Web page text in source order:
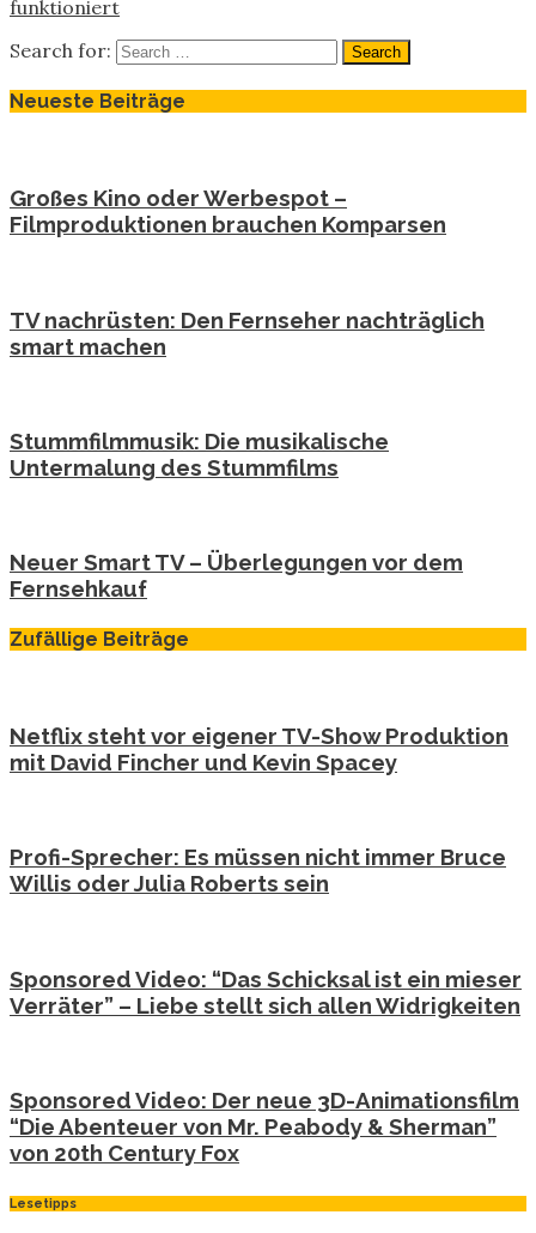
funktioniert
Search for:
Neueste Beiträge
Großes Kino oder Werbespot –
Filmproduktionen brauchen Komparsen
TV nachrüsten: Den Fernseher nachträglich
smart machen
Stummfilmmusik: Die musikalische
Untermalung des Stummfilms
Neuer Smart TV – Überlegungen vor dem
Fernsehkauf
Zufällige Beiträge
Netflix steht vor eigener TV-Show Produktion
mit David Fincher und Kevin Spacey
Profi-Sprecher: Es müssen nicht immer Bruce
Willis oder Julia Roberts sein
Sponsored Video: “Das Schicksal ist ein mieser
Verräter” – Liebe stellt sich allen Widrigkeiten
Sponsored Video: Der neue 3D-Animationsfilm
“Die Abenteuer von Mr. Peabody & Sherman”
von 20th Century Fox
Lesetipps